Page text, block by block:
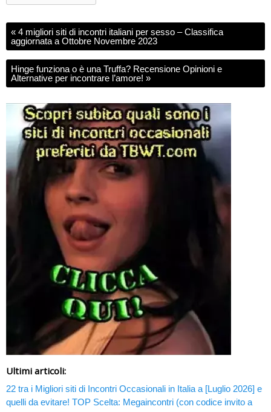
« 4 migliori siti di incontri italiani per sesso – Classifica
aggiornata a Ottobre Novembre 2023
Hinge funziona o è una Truffa? Recensione Opinioni e
Alternative per incontrare l’amore! »
Ultimi articoli:
22 tra i Migliori siti di Incontri Occasionali in Italia a [Luglio 2026] e
quelli da evitare! TOP Scelta: Megaincontri (con codice invito a